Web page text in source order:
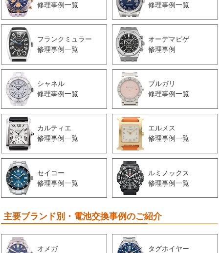
修理事例一覧
修理事例一覧
フランクミュラー
修理事例一覧
オーデマピゲ
修理事例
シャネル
修理事例一覧
ブルガリ
修理事例一覧
カルティエ
修理事例一覧
エルメス
修理事例一覧
セイコー
修理事例一覧
ルミノックス
修理事例一覧
主要ブランド別・電池交換事例のご紹介
オメガ
タグホイヤー